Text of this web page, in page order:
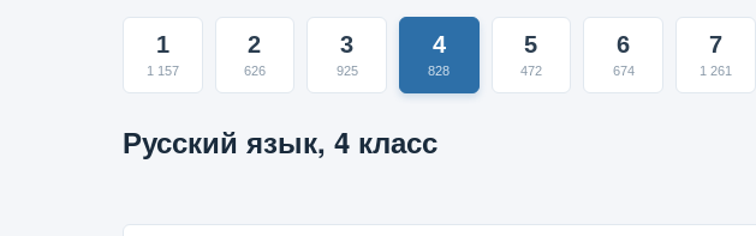
1
1 157
2
626
3
925
4
828
5
472
6
674
7
1 261
Русский язык, 4 класс